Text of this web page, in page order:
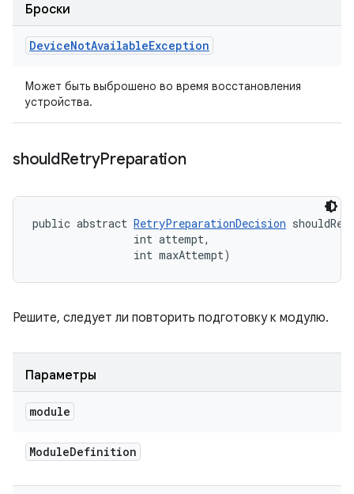
Броски
DeviceNotAvailableException
Может быть выброшено во время восстановления
устройства.
shouldRetryPreparation
public abstract RetryPreparationDecision
                int attempt,
                int maxAttempt)
Решите, следует ли повторить подготовку к модулю.
Параметры
module
ModuleDefinition